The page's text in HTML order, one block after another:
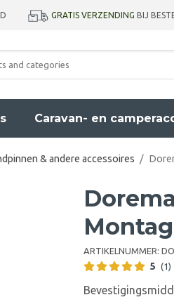
GRATIS VERZENDING BIJ
Caravan- en
& andere accessoires /
ARTIKELNUMMER:
5 (1)